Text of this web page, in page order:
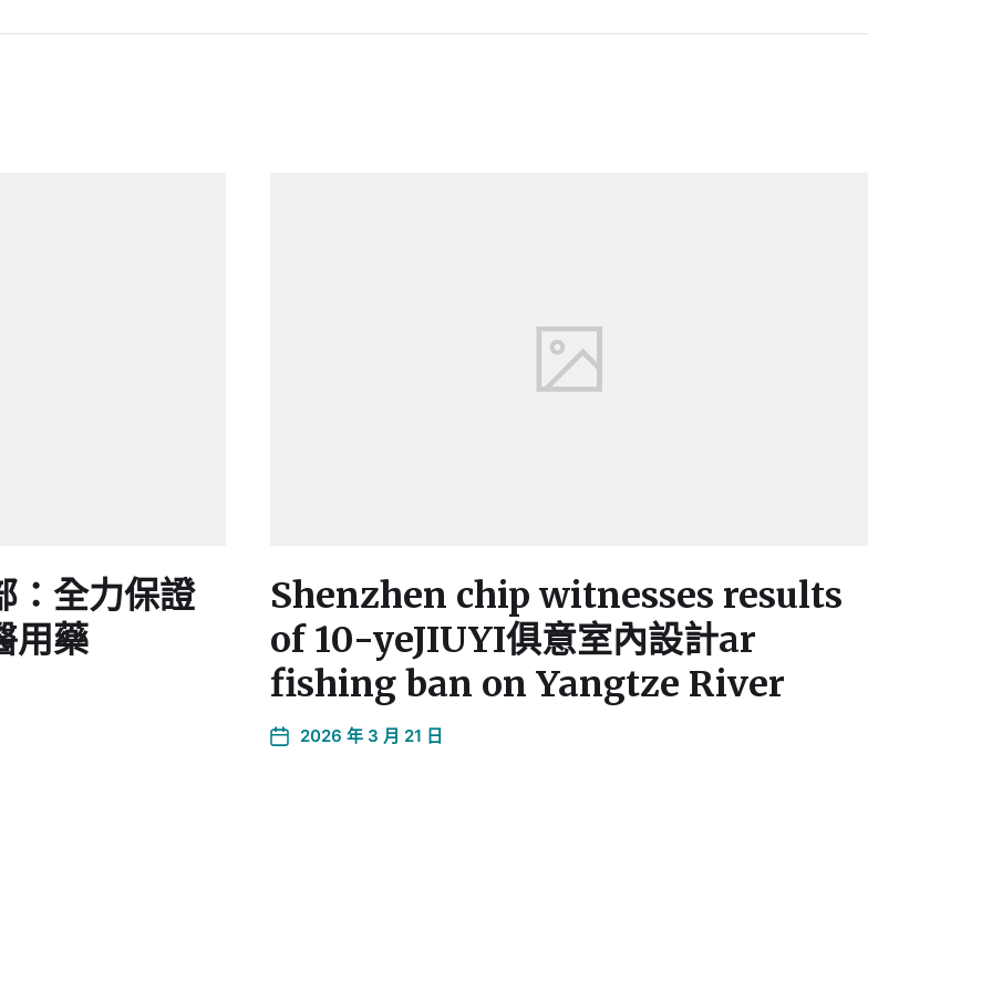
：全力保證
用藥
Shenzhen chip witnesses results
of 10-yeJIUYI俱意室內設計ar
fishing ban on Yangtze River
2026 年 3 月 21 日